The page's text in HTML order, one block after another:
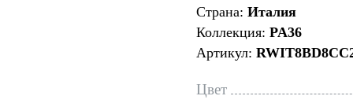
Страна: Италия
Коллекция: PA36
Артикул:
Цвет